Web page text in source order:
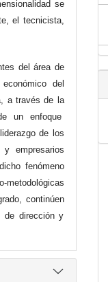
se
el tecnicista,
del área de
del
a través de la
un enfoque
de los
empresarios
fenómeno
metodológicas
continúen
de dirección y